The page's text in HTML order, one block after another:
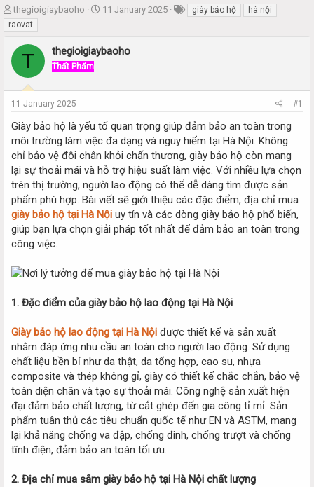
T
h
r
e
d
a
r
e
r
thegioigiaybaoho
S
r
11 January 2025 giày bảo hộ
hà nội
raovat
T thegioigiaybaoho
Thất Phẩm
11 January 2025 #1
Giày bảo hộ là yếu tố quan trọng giúp đảm bảo an toàn trong
môi trường làm việc đa dạng và nguy hiểm tại Hà Nội. Không
chỉ bảo vệ đôi chân khỏi chấn thương, giày bảo hộ còn mang
lại sự thoải mái và hỗ trợ hiệu suất làm việc. Với nhiều lựa chọn
trên thị trường, người lao động có thể dễ dàng tìm được sản
phẩm phù hợp. Bài viết sẽ giới thiệu các đặc điểm, địa chỉ mua
giày bảo hộ tại Hà Nội uy tín và các dòng giày bảo hộ phổ biến,
giúp bạn lựa chọn giải pháp tốt nhất để đảm bảo an toàn trong
công việc.
1. Đặc điểm của giày bảo hộ lao động tại Hà Nội
Giày bảo hộ lao động tại Hà Nội được thiết kế và sản xuất
nhằm đáp ứng nhu cầu an toàn cho người lao động. Sử dụng
chất liệu bền bỉ như da thật, da tổng hợp, cao su, nhựa
composite và thép không gỉ, giày có thiết kế chắc chắn, bảo vệ
toàn diện chân và tạo sự thoải mái. Công nghệ sản xuất hiện
đại đảm bảo chất lượng, từ cắt ghép đến gia công tỉ mỉ. Sản
phẩm tuân thủ các tiêu chuẩn quốc tế như EN và ASTM, mang
lại khả năng chống va đập, chống đinh, chống trượt và chống
tĩnh điện, đảm bảo an toàn tối ưu.
2. Địa chỉ mua sắm giày bảo hộ tại Hà Nội chất lượng